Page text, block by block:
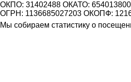
ОКПО: 31402488 ОКАТО:
ОГРН: 1136685027203 ОКОПФ:
Мы собираем статистику о